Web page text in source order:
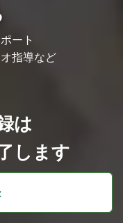
ート
指導など
は
します